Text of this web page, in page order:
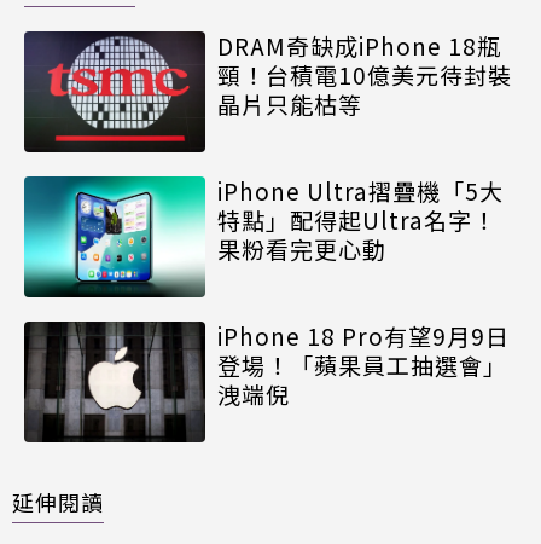
DRAM奇缺成iPhone 18瓶
頸！台積電10億美元待封裝
晶片只能枯等
iPhone Ultra摺疊機「5大
特點」配得起Ultra名字！
果粉看完更心動
iPhone 18 Pro有望9月9日
登場！「蘋果員工抽選會」
洩端倪
延伸閱讀